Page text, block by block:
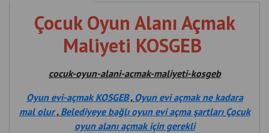
Çocuk Oyun Alanı Açmak
Maliyeti KOSGEB
cocuk-oyun-alani-acmak-maliyeti-kosgeb
Oyun evi-açmak KOSGEB, Oyun evi açmak ne kadara
mal olur, Belediyeye bağlı oyun evi açma şartları Çocuk
oyun alanı açmak için gerekli